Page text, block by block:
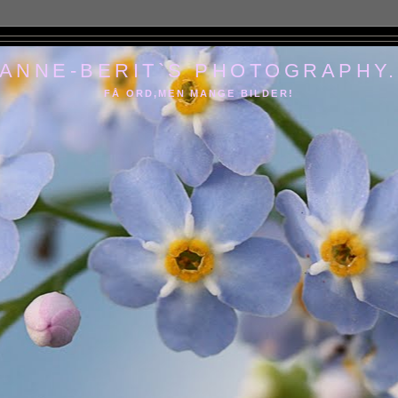
BERIT`S
FÅ ORD,MEN MANGE BILDER!